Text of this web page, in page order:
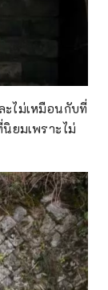
ะไม่เหมือนกับที่
ยมเพราะไม่